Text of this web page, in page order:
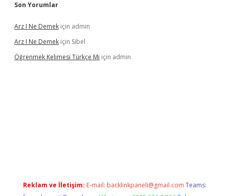
Son Yorumlar
Arz I Ne Demek için admin
Arz I Ne Demek için Sibel
Öğrenmek Kelimesi Türkçe Mi için admin
Reklam ve İletişim: E-mail: backlinkpaneli@gmail.com Teams: